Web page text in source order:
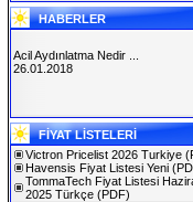
HABERLER
SOLAREX ISTANBUL 2019
30.01.2019
Acil Aydınlatma Nedir ...
26.01.2018
FİYAT LİSTELERİ
Victron Pricelist 2026 Turkiye
Havensis Fiyat Listesi Yeni
TommaTech Fiyat Listesi
2025 Türkçe (PDF)